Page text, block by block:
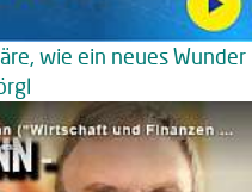
wie ein neues Wunder